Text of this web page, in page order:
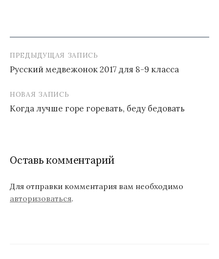
Навигация
по
записям
ПРЕДЫДУЩАЯ ЗАПИСЬ
Русский медвежонок 2017 для 8-9 класса
НОВАЯ ЗАПИСЬ
Когда лучше горе горевать, беду бедовать
Оставь комментарий
Для отправки комментария вам необходимо
авторизоваться.